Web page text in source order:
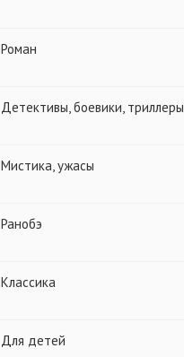
Роман
Детективы, боевики, триллеры
Мистика, ужасы
Ранобэ
Классика
Для детей